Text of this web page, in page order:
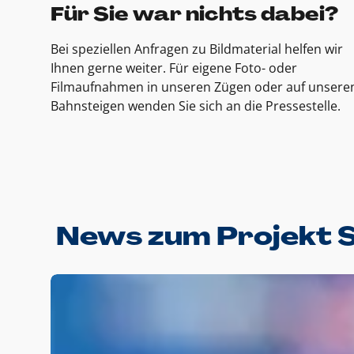
Für Sie war nichts dabei?
Bei speziellen Anfragen zu Bildmaterial helfen wir
Ihnen gerne weiter. Für eigene Foto- oder
Filmaufnahmen in unseren Zügen oder auf
Bahnsteigen wenden Sie sich an die Pressestelle.
News zum Projekt